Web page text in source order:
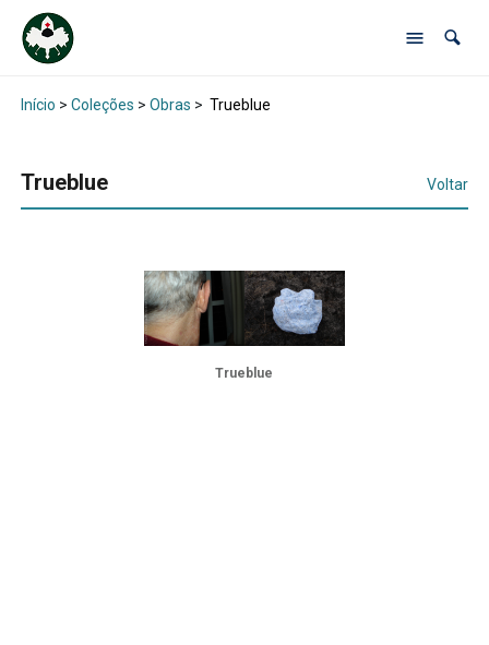
Início > Coleções > Obras > Trueblue
Trueblue Voltar
Trueblue